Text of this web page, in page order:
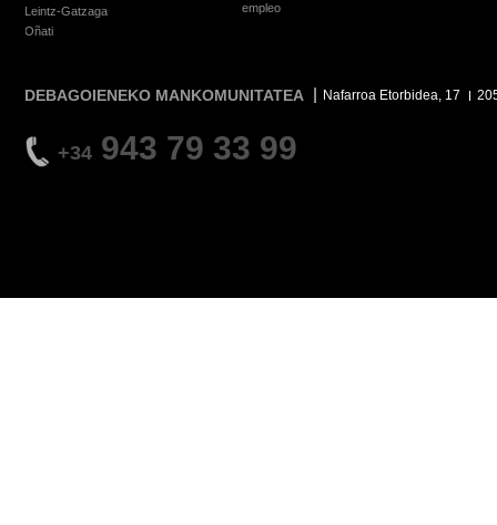
Leintz-Gatzaga
Oñati
empleo
DEBAGOIENEKO MANKOMUNITATEA Nafarroa Etorbidea, 17
+34 943 79 33 99